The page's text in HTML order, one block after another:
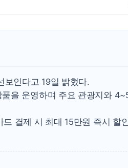
성폭력 피해자 보
우크라, 러 탄도미
[내일날씨] 절기상
제천 바이오밸리
개혁신당 "민주,
CJ온스타일, 2분
보인다고 19일 밝혔다.
품을 운영하며 주요 관광지와
결제 시 최대 15만원 즉시 할